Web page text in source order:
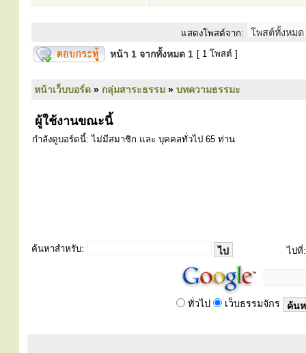
แสดงโพสต์จาก:
หน้า 1 จากทั้งหมด 1 [ 1 โพสต์ ]
หน้าเว็บบอร์ด » กลุ่มสาระธรรม » บทความธรรมะ
ผู้ใช้งานขณะนี้
กำลังดูบอร์ดนี้: ไม่มีสมาชิก และ บุคคลทั่วไป 65 ท่าน
ค้นหาสำหรับ: ไปที่:
ทั่วไป เว็บธรรมจักร